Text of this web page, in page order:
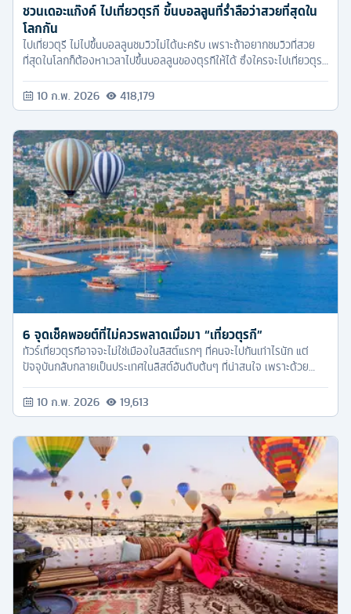
ชวนเดอะแก๊งค์ ไปเที่ยวตุรกี ขึ้นบอลลูนที่ร่ำลือว่าสวยที่สุดใน
โลกกัน
ไปเที่ยวตุรี ไม่ไปขึ้นบอลลูนชมวิวไม่ได้นะครับ เพราะถ้าอยากชมวิวที่สวย
ที่สุดในโลกก็ต้องหาเวลาไปขึ้นบอลลูนของตุรกีให้ได้ ซึ่งใครจะไปเที่ยวตุรกี
10 ก.พ. 2026 418,179
6 จุดเช็คพอยต์ที่ไม่ควรพลาดเมื่อมา “เที่ยวตุรกี”
ทัวร์เที่ยวตุรกีอาจจะไม่ใช่เมืองในลิสต์แรกๆ ที่คนจะไปกันเท่าไรนัก แต่
ปัจจุบันกลับกลายเป็นประเทศในลิสต์อันดับต้นๆ ที่น่าสนใจ เพราะด้วย
แถมช่วงนี้ประเทศตุรกียังเป็นประเทศยอดฮิตของนักท่องเที่ยวอีกด้วย
10 ก.พ. 2026 19,613